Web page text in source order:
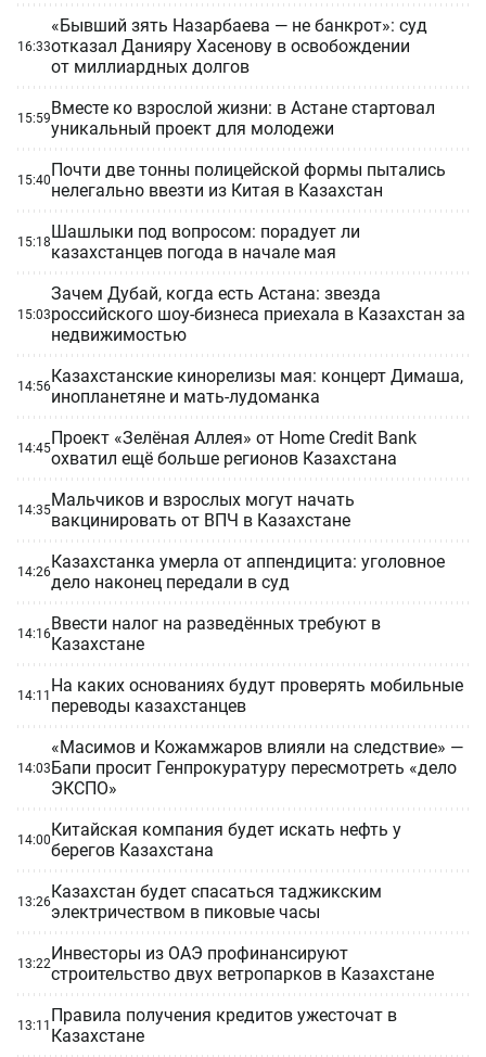
16:33
«Бывший зять Назарбаева — не банкрот»: суд
отказал Данияру Хасенову в освобождении
от миллиардных долгов
15:59Вместе ко взрослой жизни: в Астане стартовал
уникальный проект для молодежи
15:40Почти две тонны полицейской формы пытались
нелегально ввезти из Китая в Казахстан
15:18Шашлыки под вопросом: порадует ли
казахстанцев погода в начале мая
15:03
Зачем Дубай, когда есть Астана: звезда
российского шоу-бизнеса приехала в Казахстан за
недвижимостью
14:56Казахстанские кинорелизы мая: концерт Димаша,
инопланетяне и мать-лудоманка
14:45Проект «Зелёная Аллея» от Home Credit Bank
охватил ещё больше регионов Казахстана
14:35Мальчиков и взрослых могут начать
вакцинировать от ВПЧ в Казахстане
14:26Казахстанка умерла от аппендицита: уголовное
дело наконец передали в суд
14:16Ввести налог на разведённых требуют в
Казахстане
14:11 На каких основаниях будут проверять мобильные
переводы казахстанцев
14:03
«Масимов и Кожамжаров влияли на следствие» —
Бапи просит Генпрокуратуру пересмотреть «дело
ЭКСПО»
14:00Китайская компания будет искать нефть у
берегов Казахстана
13:26Казахстан будет спасаться таджикским
электричеством в пиковые часы
13:22Инвесторы из ОАЭ профинансируют
строительство двух ветропарков в Казахстане
13:11 Правила получения кредитов ужесточат в
Казахстане